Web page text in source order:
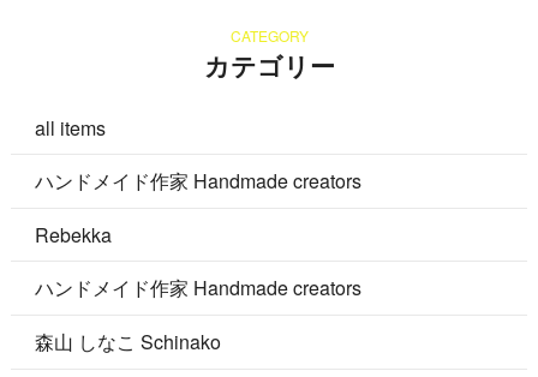
CATEGORY
カテゴリー
all items
ハンドメイド作家 Handmade creators
Rebekka
ハンドメイド作家 Handmade creators
森山 しなこ Schinako